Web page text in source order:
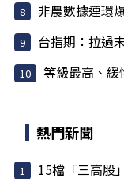
非農數據連環
台指期：拉過
等級最高、緩
熱門新聞
15檔「三高股」